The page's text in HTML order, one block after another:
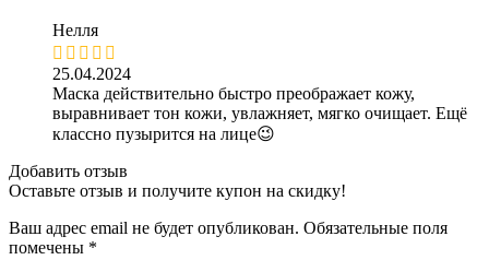
Нелля
25.04.2024
Маска действительно быстро преображает кожу,
выравнивает тон кожи, увлажняет, мягко очищает. Ещё
классно пузырится на лице😉
Добавить отзыв
Оставьте отзыв и получите купон на скидку!
Ваш адрес email не будет опубликован. Обязательные поля
помечены *